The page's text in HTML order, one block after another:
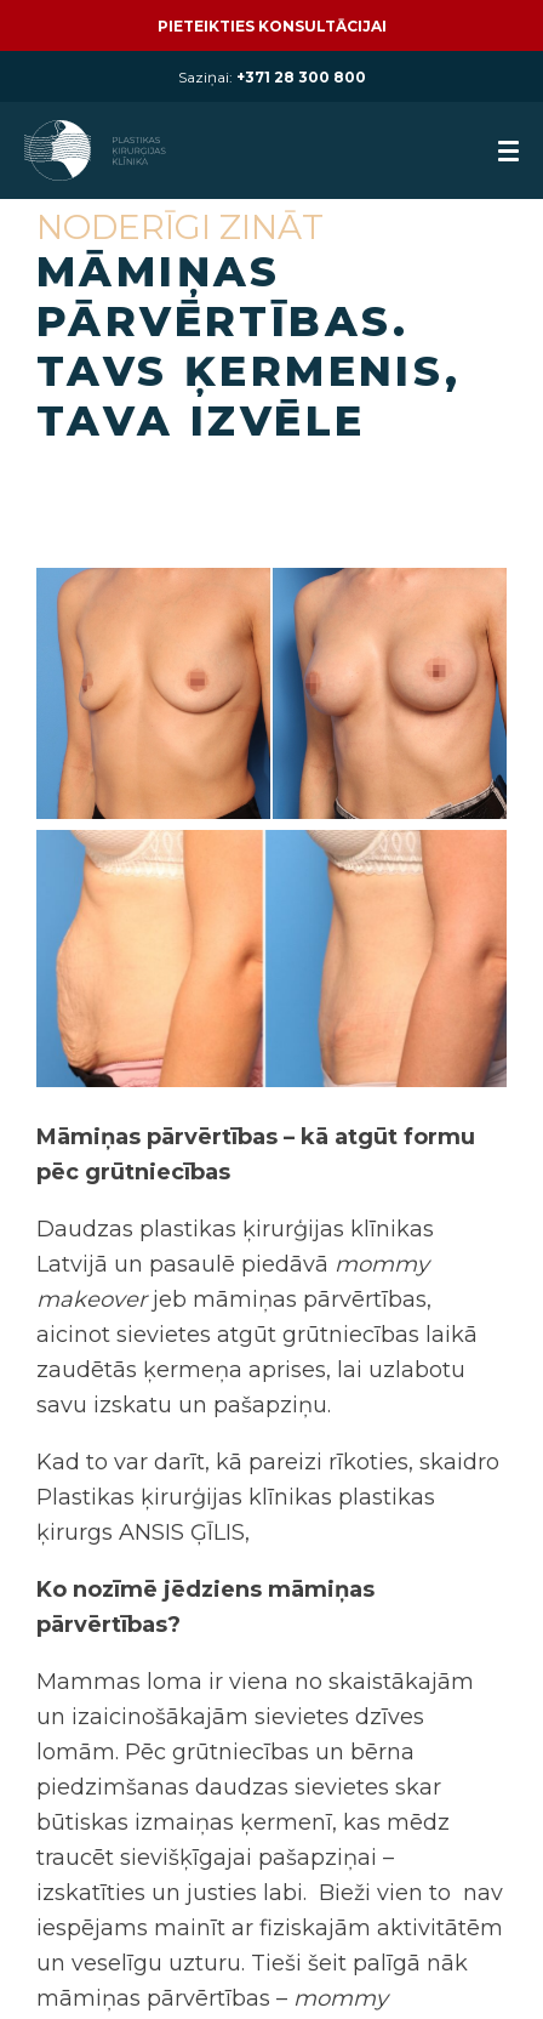
PIETEIKTIES KONSULTĀCIJAI
Saziņai: +371 28 300 800
NODERĪGI ZINĀT
MĀMIŅAS
PĀRVĒRTĪBAS.
TAVS ĶERMENIS,
TAVA IZVĒLE
Māmiņas pārvērtības – kā atgūt formu
pēc grūtniecības
Daudzas plastikas ķirurģijas klīnikas
Latvijā un pasaulē piedāvā mommy
makeoverjeb māmiņas pārvērtības,
aicinot sievietes atgūt grūtniecības laikā
zaudētās ķermeņa aprises, lai uzlabotu
savu izskatu un pašapziņu.
Kad to var darīt, kā pareizi rīkoties, skaidro
Plastikas ķirurģijas klīnikas plastikas
ķirurgs ANSIS ĢĪLIS,
Ko nozīmē jēdziens māmiņas
pārvērtības?
Mammas loma ir viena no skaistākajām
un izaicinošākajām sievietes dzīves
lomām. Pēc grūtniecības un bērna
piedzimšanas daudzas sievietes skar
būtiskas izmaiņas ķermenī, kas mēdz
traucēt sievišķīgajai pašapziņai –
izskatīties un justies labi. Bieži vien to nav
iespējams mainīt ar fiziskajām aktivitātēm
un veselīgu uzturu. Tieši šeit palīgā nāk
māmiņas pārvērtības – mommy